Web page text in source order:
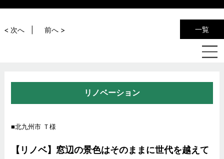
一覧
< 次へ 前へ >
リノベーション
北九州市 Ｔ様
【リノベ】窓辺の景色はそのままに世代を越えて